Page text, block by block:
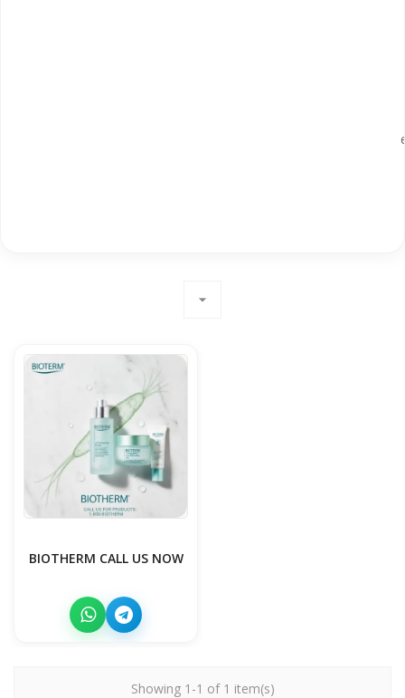
arrow_drop_down
BIOTHERM CALL US NOW
Showing 1-1 of 1 item(s)